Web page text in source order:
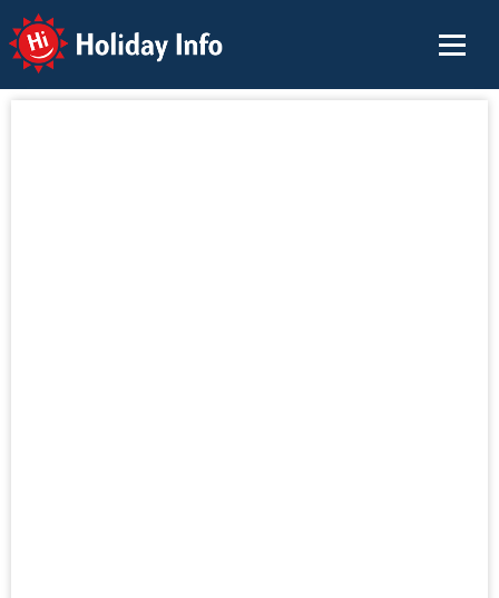
Holiday Info